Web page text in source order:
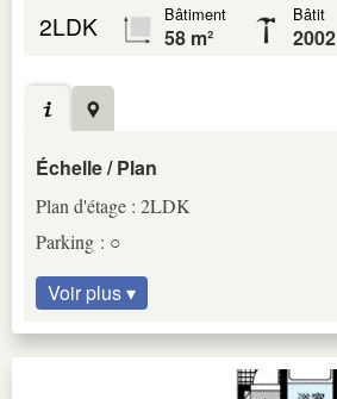
2LDK Bâtiment
58 m²
Bâtit
2002
Échelle / Plan
Plan d'étage : 2LDK
Parking : ○
Voir plus ▾